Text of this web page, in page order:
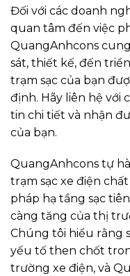
Đối với các doanh
quan tâm đến việc
QuangAnhcons
sát, thiết kế, đến
trạm sạc của bạn
định. Hãy liên hệ với
tin chi tiết và nhận
của bạn.
QuangAnhcons tự
trạm sạc xe điện
pháp hạ tầng sạc
càng tăng của thị
Chúng tôi hiểu rằng
yếu tố then chốt
trường xe điện, và